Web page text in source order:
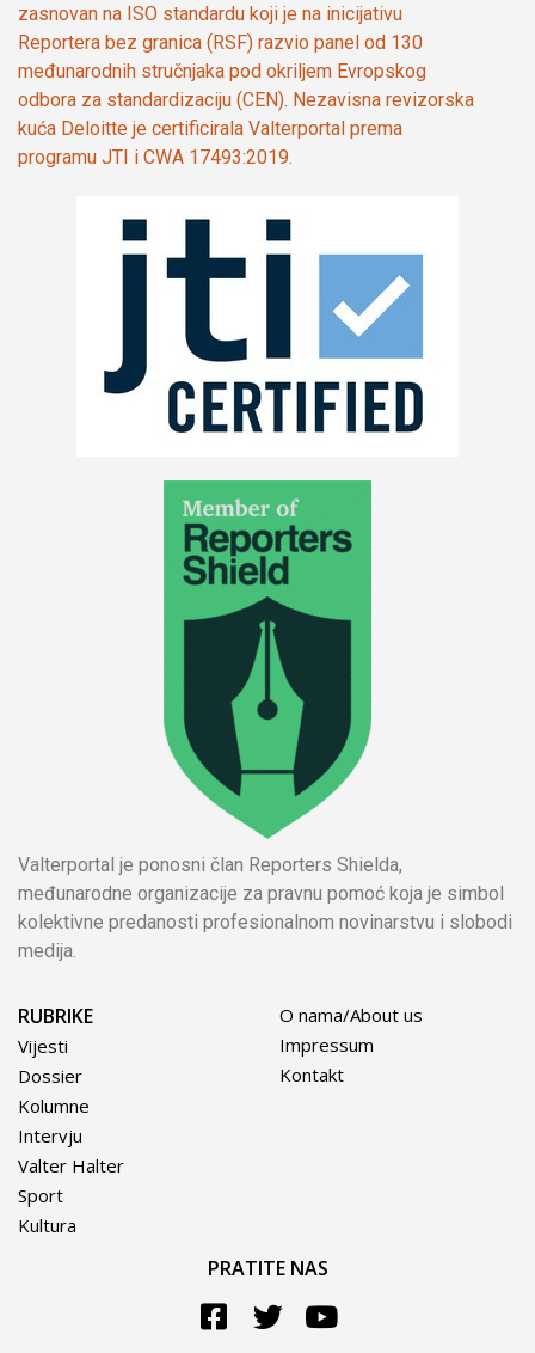
zasnovan na ISO standardu koji je na inicijativu
Reportera bez granica (RSF) razvio panel od 130
međunarodnih stručnjaka pod okriljem Evropskog
odbora za standardizaciju (CEN). Nezavisna revizorska
kuća Deloitte je certificirala Valterportal prema
programu JTI i CWA 17493:2019.
Valterportal je ponosni član Reporters Shielda,
međunarodne organizacije za pravnu pomoć koja je simbol
kolektivne predanosti profesionalnom novinarstvu i slobodi
medija.
RUBRIKE
Vijesti
Dossier
Kolumne
Intervju
Valter Halter
Sport
Kultura
O nama/About us
Impressum
Kontakt
PRATITE NAS